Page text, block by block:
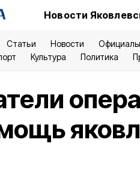
Новости
Статьи Новости
Культура Политика